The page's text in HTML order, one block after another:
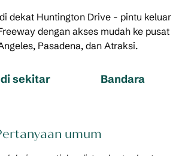
dekat Huntington Drive - pintu keluar
dengan akses mudah ke pusat
Pasadena, dan Atraksi.
di sekitar Bandara
umum